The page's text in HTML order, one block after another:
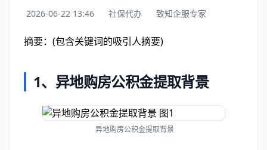
2026-06-22 13:46 社保代办 致知企服专家
摘要：(包含关键词的吸引人摘要)
1、 异地购房公积金提取背景
异地购房公积金提取背景